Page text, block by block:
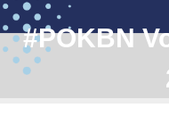
#POKBN